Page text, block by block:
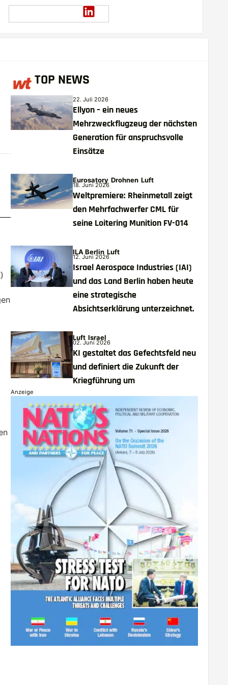
TOP NEWS
22. Juli 2026
Ellyon – ein neues
Mehrzweckflugzeug der nächsten
Generation für anspruchsvolle
Einsätze
Eurosatory Drohnen Luft
18. Juni 2026
Weltpremiere: Rheinmetall zeigt
den Mehrfachwerfer CML für
seine Loitering Munition FV-014
ILA Berlin Luft
12. Juni 2026
Israel Aerospace Industries (IAI)
und das Land Berlin haben heute
eine strategische
Absichtserklärung unterzeichnet.
Luft Israel
02. Juni 2026
KI gestaltet das Gefechtsfeld neu
und definiert die Zukunft der
Kriegführung um
Anzeige